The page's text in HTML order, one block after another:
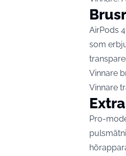
AirPods
som
Vinnare
Vinnare
Pro-